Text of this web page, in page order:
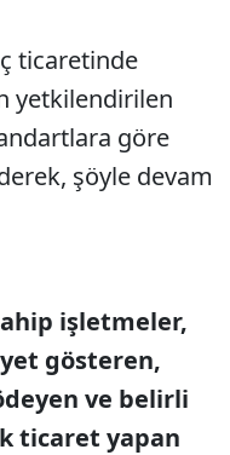
ticaretinde
yetkilendirilen
göre
şöyle devam
işletmeler,
gösteren,
ve belirli
ticaret yapan